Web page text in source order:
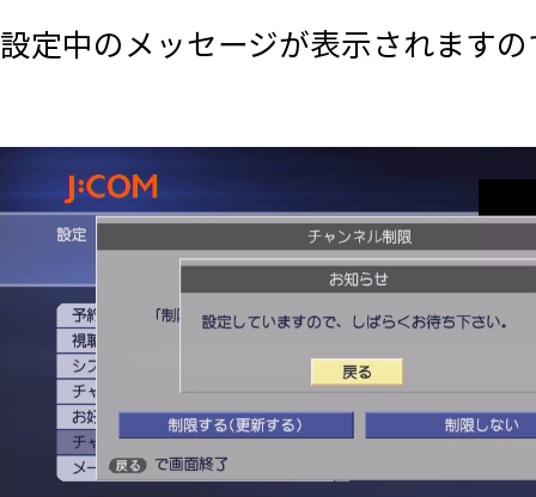
設定中のメッセージが表示されます